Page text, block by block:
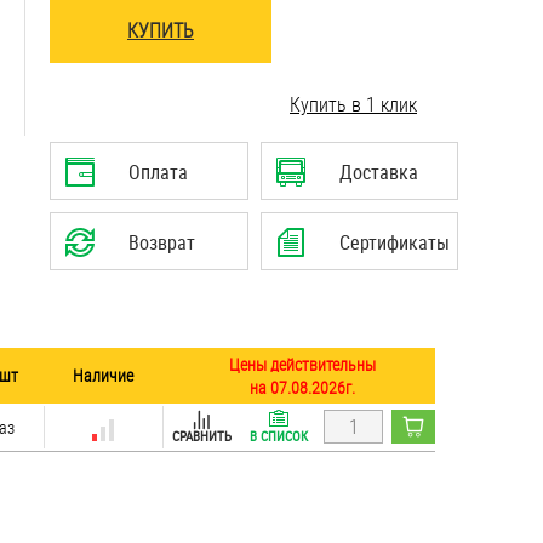
КУПИТЬ
Купить в 1 клик
Оплата Доставка
Возврат Сертификаты
Наличие
Цены действительны
на 07.08.2026г.
СРАВНИТЬ В СПИСОК